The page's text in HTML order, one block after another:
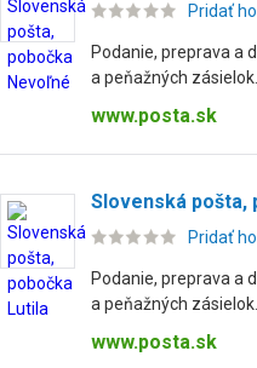
Pridať
Podanie, preprava a
a peňažných zásielok.
www.posta.sk
Slovenská pošta,
Pridať
Podanie, preprava a
a peňažných zásielok.
www.posta.sk